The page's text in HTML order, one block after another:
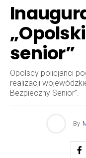
senior”
Opolscy policjanci
realizacji
Bezpieczny Senior”.
By